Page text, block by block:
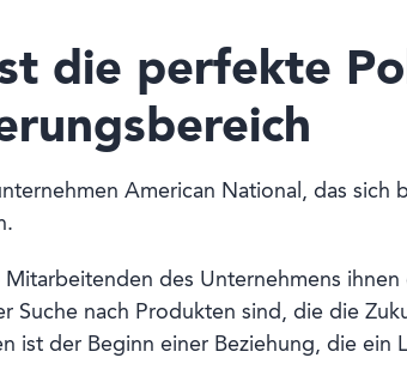
die perfekte
American National, das sich
des Unternehmens
Suche nach Produkten sind, die die
ist der Beginn einer Beziehung, die ein